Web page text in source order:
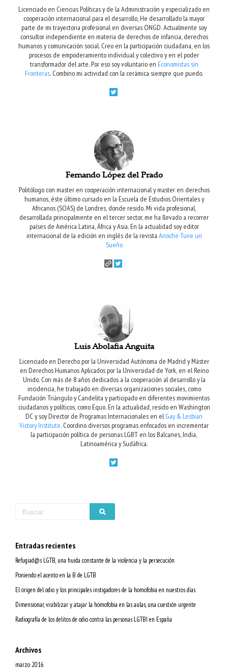
Licenciado en Ciencias Políticas y de la Administración y especializado en
cooperación internacional para el desarrollo, He desarrollado la mayor
parte de mi trayectoria profesional en diversas ONGD. Actualmente soy
consultor independiente en materia de derechos de infancia, derechos
humanos y comunicación social. Creo en la participación ciudadana, en los
procesos de empoderamiento individual y colectivo y en el poder
transformador del arte. Por eso soy voluntario en Economistas sin
Fronteras. Combino mi actividad con la cerámica siempre que puedo.
Fernando López del Prado
Politólogo con master en cooperación internacional y master en derechos
humanos, éste último cursado en la Escuela de Estudios Orientales y
Africanos (SOAS) de Londres, donde resido. Mi vida profesional,
desarrollada principalmente en el tercer sector, me ha llevado a recorrer
países de América Latina, África y Asia. En la actualidad soy editor
internacional de la edición en inglés de la revista Anoche Tuve un
Sueño
Luis Abolafia Anguita
Licenciado en Derecho por la Universidad Autónoma de Madrid y Máster
en Derechos Humanos Aplicados por la Universidad de York, en el Reino
Unido. Con más de 8 años dedicados a la cooperación al desarrollo y la
incidencia, he trabajado en diversas organizaciones sociales, como
Fundación Triángulo y Candelita y participado en diferentes movimientos
ciudadanos y políticos, como Equo. En la actualidad, resido en Washington
DC y soy Director de Programas Internacionales en elGay & Lesbian
Victory Institute. Coordino diversos programas enfocados en incrementar
la participación política de personas LGBT en los Balcanes, India,
Latinoamérica y Sudáfrica.
Entradas recientes
Refugiad@s LGTB, una huida constante de la violencia y la persecución
Poniendo el acento en la B de LGTB
El origen del odio y los principales instigadores de la homofobia en nuestros días
Dimensionar, visibilizar y atajar la homofobia en las aulas, una cuestión urgente
Radiografía de los delitos de odio contra las personas LGTBI en España
Archivos
marzo 2016